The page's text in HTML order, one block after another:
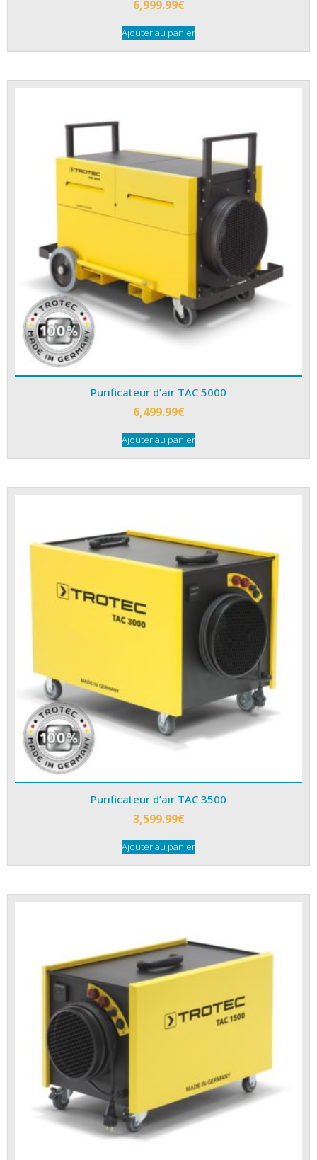
6,999.99€
Ajouter au panier
Purificateur d’air TAC 5000
6,499.99€
Ajouter au panier
Purificateur d’air TAC 3500
3,599.99€
Ajouter au panier